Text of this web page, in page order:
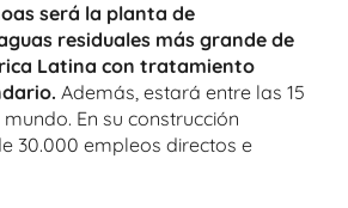
será la planta de
residuales más grande de
Latina con tratamiento
Además, estará entre las 15
En su construcción
30.000 empleos directos e